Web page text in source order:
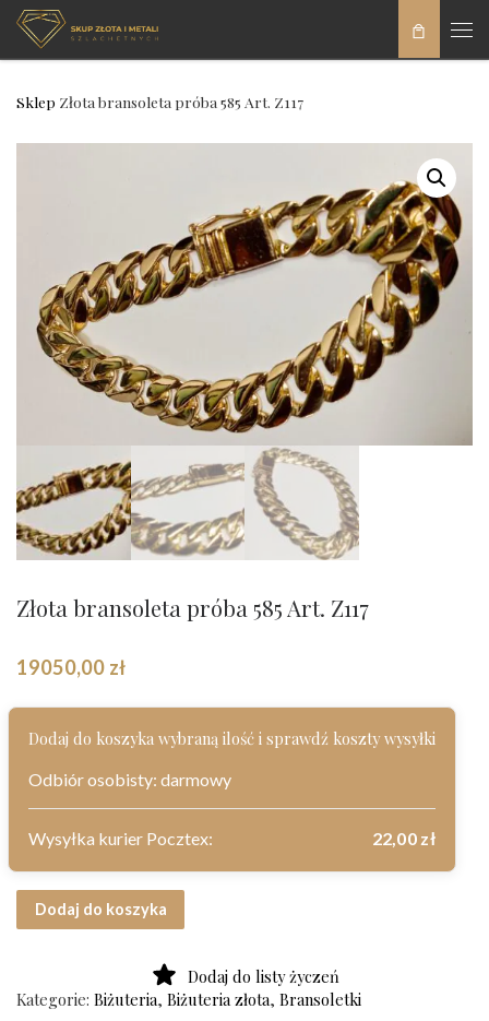
Skip to content
Sklep Złota bransoleta próba 585 Art. Z117
Złota bransoleta próba 585 Art. Z117
19050,00 zł
Dodaj do koszyka wybraną ilość i sprawdź koszty wysyłki
Odbiór osobisty: darmowy
Wysyłka kurier Pocztex: 22,00 zł
Dodaj do koszyka
Dodaj do listy życzeń
Kategorie: Biżuteria, Biżuteria złota, Bransoletki